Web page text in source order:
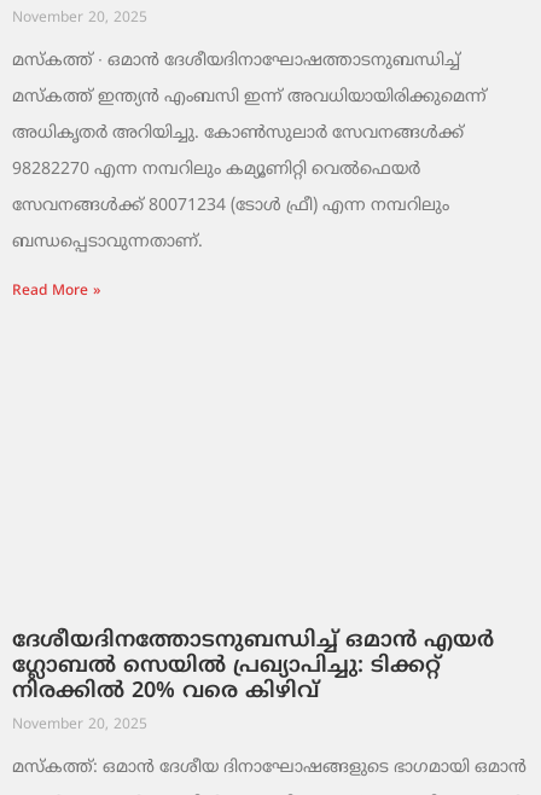
November 20, 2025
മസ്‌കത്ത് ∙ ഒമാൻ ദേശീയദിനാഘോഷത്താടനുബന്ധിച്ച്
മസ്‌കത്ത് ഇന്ത്യൻ എംബസി ഇന്ന് അവധിയായിരിക്കുമെന്ന്
അധികൃതർ അറിയിച്ചു. കോൺസുലാർ സേവനങ്ങൾക്ക്
98282270 എന്ന നമ്പറിലും കമ്യൂണിറ്റി വെൽഫെയർ
സേവനങ്ങൾക്ക് 80071234 (ടോൾ ഫ്രീ) എന്ന നമ്പറിലും
ബന്ധപ്പെടാവുന്നതാണ്.
Read More »
ദേശീയദിനത്തോടനുബന്ധിച്ച് ഒമാൻ എയർ
ഗ്ലോബൽ സെയിൽ പ്രഖ്യാപിച്ചു: ടിക്കറ്റ്
നിരക്കിൽ 20% വരെ കിഴിവ്
November 20, 2025
മസ്‌കത്ത്: ഒമാൻ ദേശീയ ദിനാഘോഷങ്ങളുടെ ഭാഗമായി ഒമാൻ